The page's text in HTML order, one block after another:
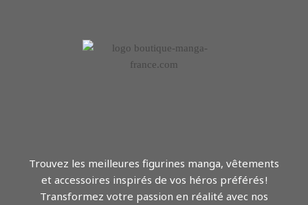
Trouvez les meilleures figurines manga, vêtements
et accessoires inspirés de vos héros préférés !
Transformez votre passion en réalité avec nos